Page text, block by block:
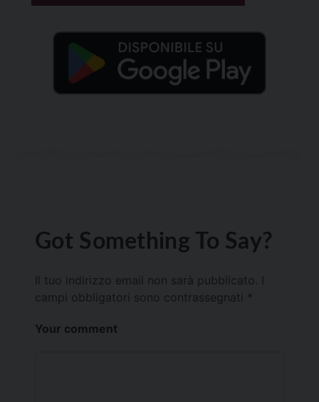
Got Something To Say?
Il tuo indirizzo email non sarà pubblicato.
campi obbligatori sono contrassegnati *
Your comment